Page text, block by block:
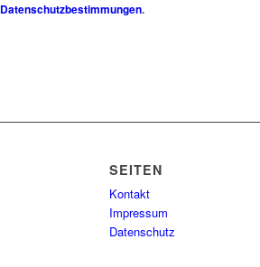
Datenschutzbestimmungen.
SEITEN
Kontakt
Impressum
Datenschutz